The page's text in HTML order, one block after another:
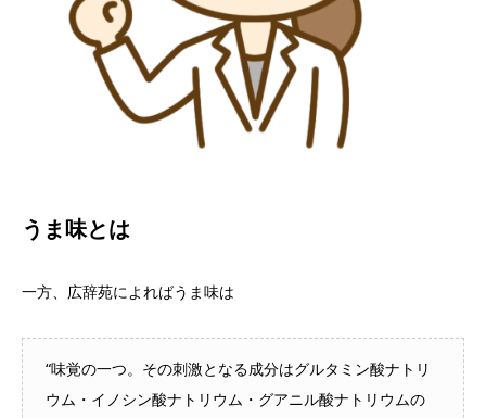
うま味とは
一方、広辞苑によればうま味は
“味覚の一つ。その刺激となる成分はグルタミン酸ナトリ
ウム・イノシン酸ナトリウム・グアニル酸ナトリウムの